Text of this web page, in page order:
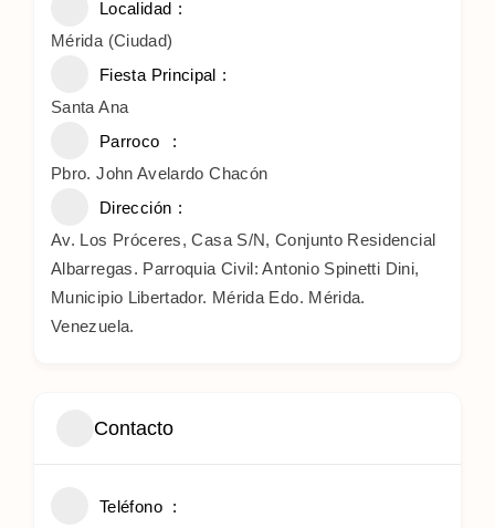
Localidad
Mérida (Ciudad)
Fiesta Principal
Santa Ana
Parroco
Pbro. John Avelardo Chacón
Dirección
Av. Los Próceres, Casa S/N, Conjunto Residencial
Albarregas. Parroquia Civil: Antonio Spinetti Dini,
Municipio Libertador. Mérida Edo. Mérida.
Venezuela.
Contacto
Teléfono